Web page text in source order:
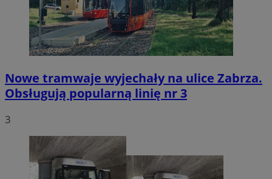
Nowe tramwaje wyjechały na ulice Zabrza.
Obsługują popularną linię nr 3
3